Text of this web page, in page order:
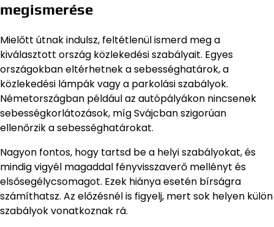
megismerése
Mielőtt útnak indulsz, feltétlenül ismerd meg a
kiválasztott ország közlekedési szabályait. Egyes
országokban eltérhetnek a sebességhatárok, a
közlekedési lámpák vagy a parkolási szabályok.
Németországban például az autópályákon nincsenek
sebességkorlátozások, míg Svájcban szigorúan
ellenőrzik a sebességhatárokat.
Nagyon fontos, hogy tartsd be a helyi szabályokat, és
mindig vigyél magaddal fényvisszaverő mellényt és
elsősegélycsomagot. Ezek hiánya esetén bírságra
számíthatsz. Az előzésnél is figyelj, mert sok helyen külön
szabályok vonatkoznak rá.